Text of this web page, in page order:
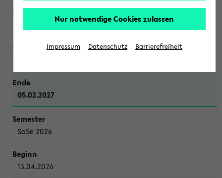
WiSe 2026/2027
05.02.2027
SoSe 2026
13.04.2026
Nur notwendige Cookies zulassen
Impressum Datenschutz Barrierefreiheit